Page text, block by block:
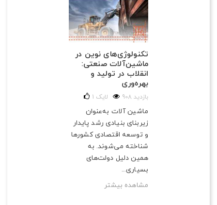
تکنولوژی‌های نوین در
ماشین‌آلات صنعتی:
انقلاب در تولید و
بهره‌وری
908 بازدید 1 لایک
ماشین آلات به‌عنوان
زیربنای بنیادی رشد پایدار
و توسعه اقتصادی کشورها
شناخته می‌شوند. به
همین دلیل دولت‌های
بسیاری...
مشاهده بیشتر